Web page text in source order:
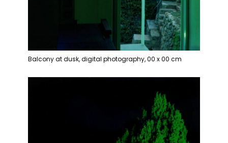
Balcony at dusk, digital photography, 00 x 00 cm